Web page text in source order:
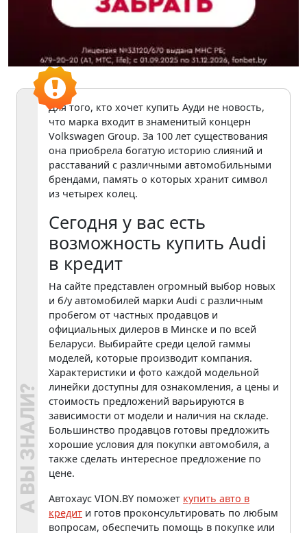
Для того, кто хочет купить Ауди не новость,
что марка входит в знаменитый концерн
Volkswagen Group. За 100 лет существования
она приобрела богатую историю слияний и
расставаний с различными автомобильными
брендами, память о которых хранит символ
из четырех колец.
Сегодня у вас есть
возможность купить Audi
в кредит
На сайте представлен огромный выбор новых
и б/у автомобилей марки Audi с различным
пробегом от частных продавцов и
официальных дилеров в Минске и по всей
Беларуси. Выбирайте среди целой гаммы
моделей, которые производит компания.
Характеристики и фото каждой модельной
линейки доступны для ознакомления, а цены и
стоимость предложений варьируются в
зависимости от модели и наличия на складе.
Большинство продавцов готовы предложить
хорошие условия для покупки автомобиля, а
также сделать интересное предложение по
цене.
Автохаус VION.BY поможет купить авто в
кредит и готов проконсультировать по любым
вопросам, обеспечить помощь в покупке или